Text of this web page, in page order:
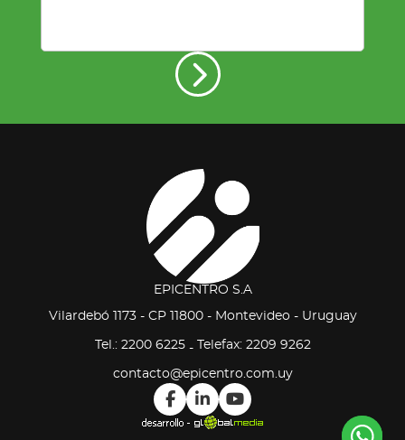
EPICENTRO S.A
Vilardebó 1173 - CP 11800 - Montevideo - Uruguay
Tel.: 2200 6225- Telefax: 2209 9262
contacto@epicentro.com.uy